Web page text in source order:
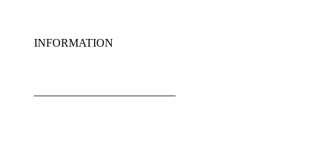
INFORMATION